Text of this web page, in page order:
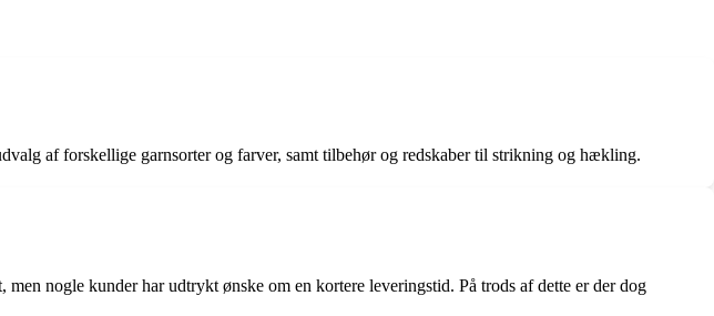
af forskellige garnsorter og farver, samt tilbehør og redskaber til strikning og hækling.
nogle kunder har udtrykt ønske om en kortere leveringstid. På trods af dette er der dog